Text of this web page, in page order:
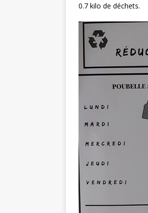
0.7 kilo de déchets.